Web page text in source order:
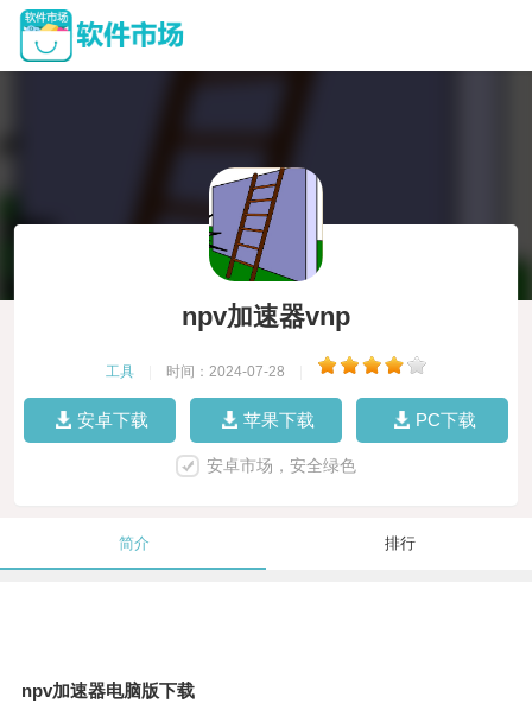
npv加速器vnp
工具 时间：2024-07-28
安卓下载 苹果下载 PC下载
安卓市场，安全绿色
简介 排行
npv加速器电脑版下载